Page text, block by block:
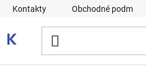
Kontakty Obchodné